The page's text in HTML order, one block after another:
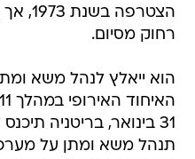
רחוק מסיום.
הוא ייאלץ לנהל משא
31 בינואר, בריטניה
תנהל משא ומתן על